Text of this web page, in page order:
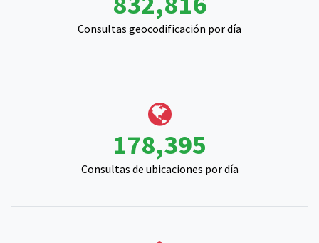
Consultas de ubicaciones por día